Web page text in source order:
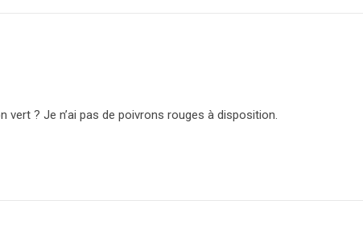
? Je n’ai pas de poivrons rouges à disposition.